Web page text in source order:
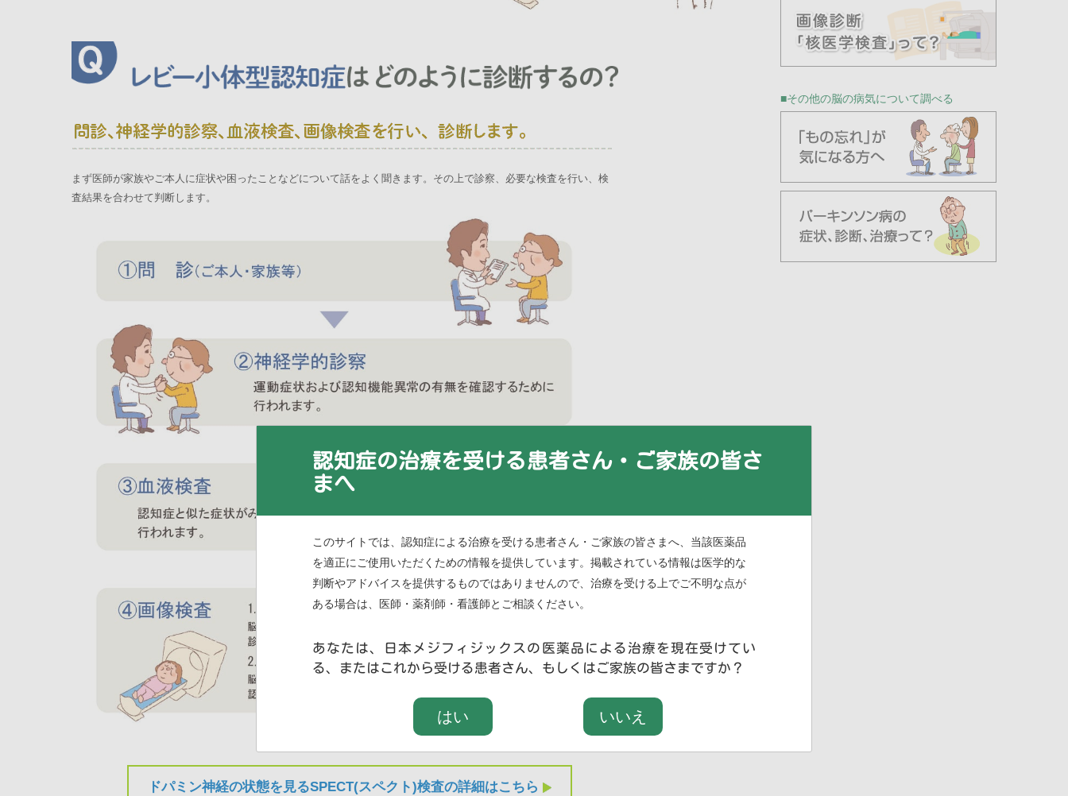
まず医師が家族やご本人に症状や困ったことなどについて話をよく聞きます。その上で診察、必要な検査を行い、検
査結果を合わせて判断します。
ドパミン神経の状態を見るSPECT(スペクト)検査の詳細はこちら
その他の脳の病気について調べる
認知症の治療を受ける患者さん・ご家族の皆さ
まへ
このサイトでは、認知症による治療を受ける患者さん・ご家族の皆さまへ、当該医薬品
を適正にご使用いただくための情報を提供しています。掲載されている情報は医学的な
判断やアドバイスを提供するものではありませんので、治療を受ける上でご不明な点が
ある場合は、医師・薬剤師・看護師とご相談ください。
あなたは、日本メジフィジックスの医薬品による治療を現在受けてい
る、またはこれから受ける患者さん、もしくはご家族の皆さまですか？
はい いいえ